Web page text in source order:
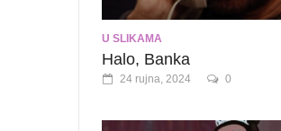
U SLIKAMA
Halo, Banka
24 rujna, 2024 0